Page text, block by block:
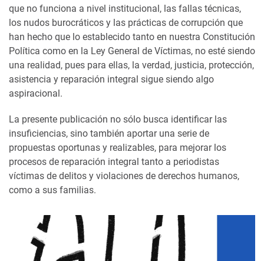
que no funciona a nivel institucional, las fallas técnicas,
los nudos burocráticos y las prácticas de corrupción que
han hecho que lo establecido tanto en nuestra Constitución
Política como en la Ley General de Víctimas, no esté siendo
una realidad, pues para ellas, la verdad, justicia, protección,
asistencia y reparación integral sigue siendo algo
aspiracional.
La presente publicación no sólo busca identificar las
insuficiencias, sino también aportar una serie de
propuestas oportunas y realizables, para mejorar los
procesos de reparación integral tanto a periodistas
víctimas de delitos y violaciones de derechos humanos,
como a sus familias.